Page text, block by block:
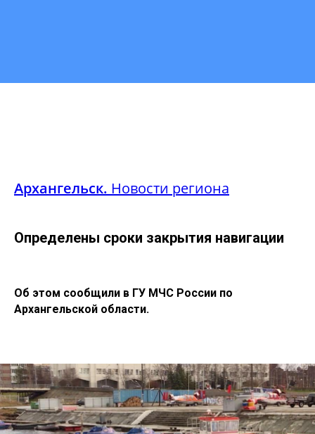
Архангельск. Новости региона
Определены сроки закрытия навигации
Об этом сообщили в ГУ МЧС России по
Архангельской области.